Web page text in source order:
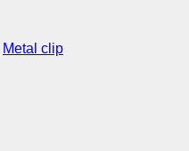
Metal clip